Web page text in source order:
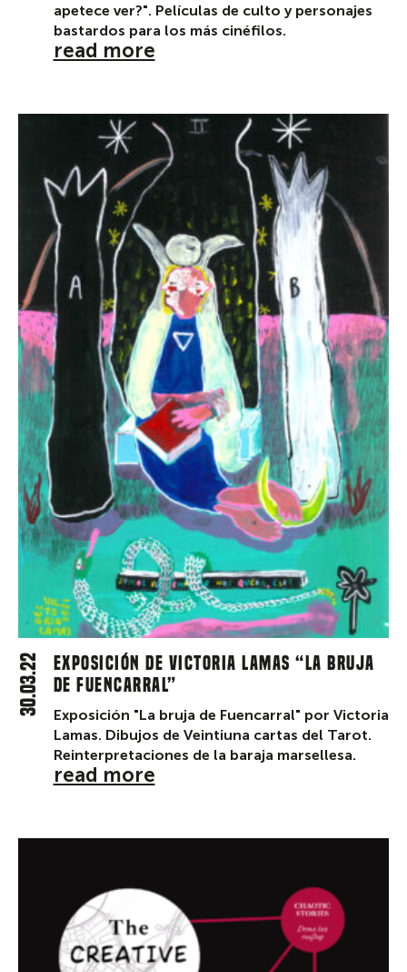
apetece ver?". Películas de culto y personajes
bastardos para los más cinéfilos.
read more
Exposición de Victoria Lamas “LA BRUJA
DE FUENCARRAL”
30.03.22
Exposición "La bruja de Fuencarral" por Victoria
Lamas. Dibujos de Veintiuna cartas del Tarot.
Reinterpretaciones de la baraja marsellesa.
read more